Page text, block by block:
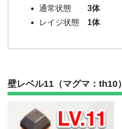
通常状態 3体
レイジ状態 1体
壁レベル11（マグマ：th10）